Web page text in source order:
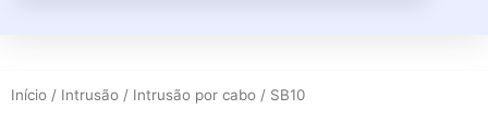
Início / Intrusão / Intrusão por cabo / SB10